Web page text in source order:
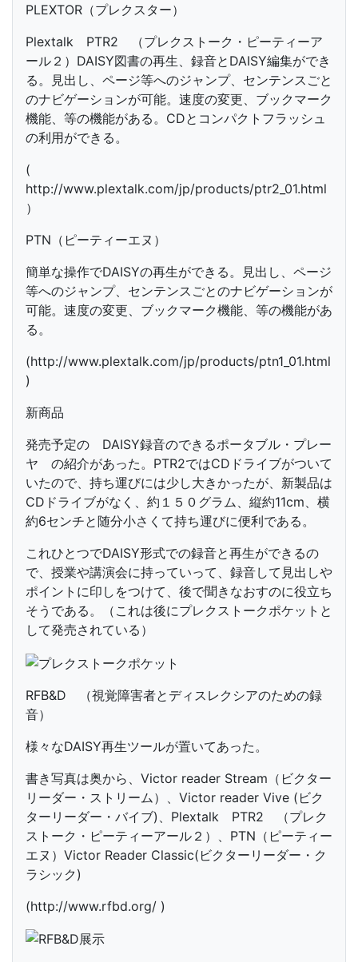
PLEXTOR（プレクスター）
Plextalk PTR2 （プレクストーク・ピーティーア
ール２）DAISY図書の再生、録音とDAISY編集ができ
る。見出し、ページ等へのジャンプ、センテンスごと
のナビゲーションが可能。速度の変更、ブックマーク
機能、等の機能がある。CDとコンパクトフラッシュ
の利用ができる。
(
http://www.plextalk.com/jp/products/ptr2_01.html
）
PTN（ピーティーエヌ）
簡単な操作でDAISYの再生ができる。見出し、ページ
等へのジャンプ、センテンスごとのナビゲーションが
可能。速度の変更、ブックマーク機能、等の機能があ
る。
(http://www.plextalk.com/jp/products/ptn1_01.html
)
新商品
発売予定の DAISY録音のできるポータブル・プレー
ヤ の紹介があった。PTR2ではCDドライブがついて
いたので、持ち運びには少し大きかったが、新製品は
CDドライブがなく、約１５０グラム、縦約11cm、横
約6センチと随分小さくて持ち運びに便利である。
これひとつでDAISY形式での録音と再生ができるの
で、授業や講演会に持っていって、録音して見出しや
ポイントに印しをつけて、後で聞きなおすのに役立ち
そうである。（これは後にプレクストークポケットと
して発売されている）
RFB&D （視覚障害者とディスレクシアのための録
音）
様々なDAISY再生ツールが置いてあった。
書き写真は奥から、Victor reader Stream（ビクター
リーダー・ストリーム）、Victor reader Vive (ビク
ターリーダー・バイブ)、Plextalk PTR2 （プレク
ストーク・ピーティーアール２）、PTN（ピーティー
エヌ）Victor Reader Classic(ビクターリーダー・ク
ラシック)
(http://www.rfbd.org/ )